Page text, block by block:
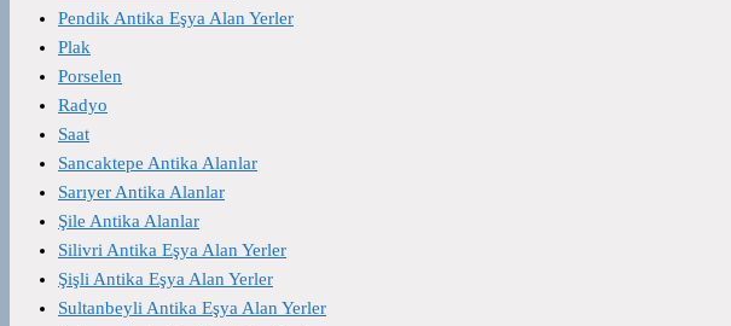
Pendik Antika Eşya Alan Yerler
Plak
Porselen
Radyo
Saat
Sancaktepe Antika Alanlar
Sarıyer Antika Alanlar
Şile Antika Alanlar
Silivri Antika Eşya Alan Yerler
Şişli Antika Eşya Alan Yerler
Sultanbeyli Antika Eşya Alan Yerler